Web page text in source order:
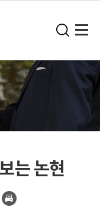
는 논현